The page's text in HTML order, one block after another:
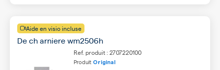
Aide en visio incluse
De ch arniere wm2506h
Ref. produit : 2707220100
Produit Original